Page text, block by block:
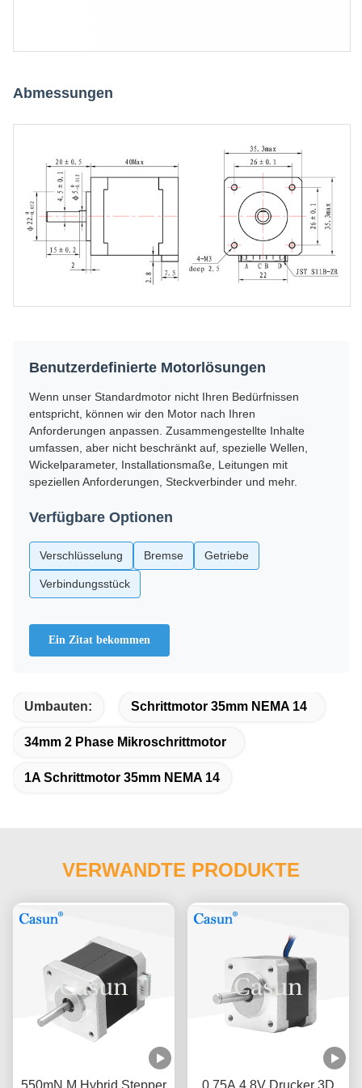
Abmessungen
Benutzerdefinierte Motorlösungen
Wenn unser Standardmotor nicht Ihren Bedürfnissen
entspricht, können wir den Motor nach Ihren
Anforderungen anpassen. Zusammengestellte Inhalte
umfassen, aber nicht beschränkt auf, spezielle Wellen,
Wickelparameter, Installationsmaße, Leitungen mit
speziellen Anforderungen, Steckverbinder und mehr.
Verfügbare Optionen
Verschlüsselung Bremse Getriebe
Verbindungsstück
Ein Zitat bekommen
Umbauten: Schrittmotor 35mm NEMA 14
34mm 2 Phase Mikroschrittmotor
1A Schrittmotor 35mm NEMA 14
VERWANDTE PRODUKTE
550mN.M Hybrid Stepper
0.75A 4.8V Drucker 3D